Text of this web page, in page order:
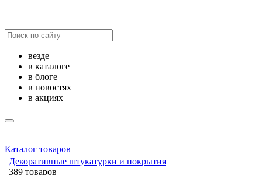
везде
в каталоге
в блоге
в новостях
в акциях
Каталог товаров
Декоративные штукатурки и покрытия
389 товаров